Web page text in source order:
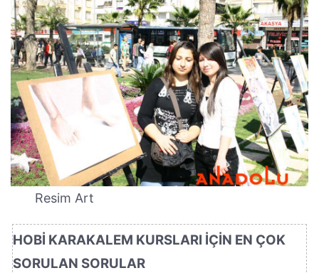
Resim Art
HOBİ KARAKALEM KURSLARI İÇİN EN ÇOK
SORULAN SORULAR